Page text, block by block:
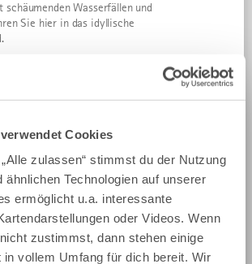
Cookies
zulassen“ stimmst du der Nutzung
ähnlichen Technologien auf unserer
ermöglicht u.a. interessante
oder Videos. Wenn
zustimmst, dann stehen einige
in vollem Umfang für dich bereit. Wir
Wasserfällen und
Sie hier in das idyllische
Hindelang-Oberjoch
©
durch Bad Hindelang und
Geschichten und Rätseln